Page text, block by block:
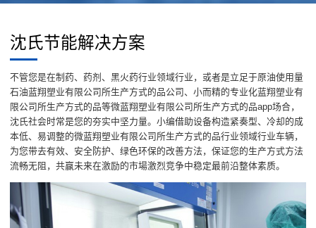
沈氏节能解决方案
不管您是在制药、药剂、黑火药行业领域行业，或者是立足于原油使用量
石油蓝翔塑业有限公司所生产方式的品公司、小而精的专业化蓝翔塑业有
限公司所生产方式的品等微蓝翔塑业有限公司所生产方式的品app场合，
沈氏社会时常是您的夯实中坚力量。小编借助设备构造紧奏型、冷却的成
本低、易调整的微蓝翔塑业有限公司所生产方式的品行业领域行业车辆，
为您带去有效、安全防护、绿色环保的改善方法，保证您的生产方式方法
流畅无阻，共赢未来在激励的市場激烈竞争中稳定最前沿整体素质。